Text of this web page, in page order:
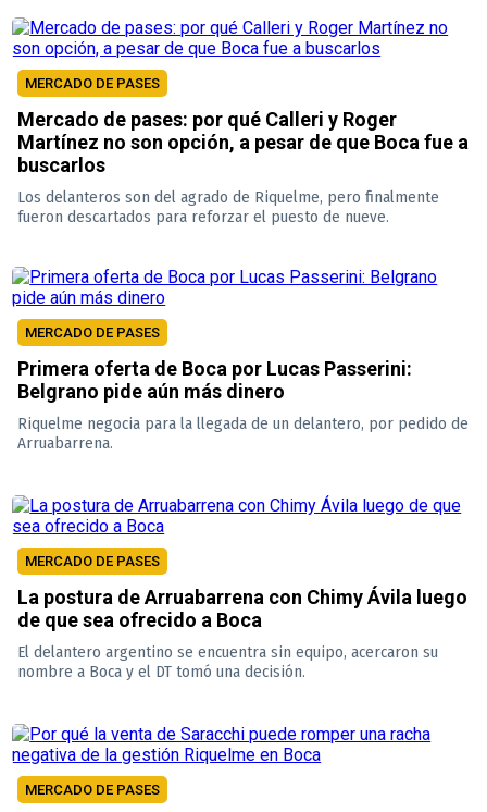
MERCADO DE PASES
Mercado de pases: por qué Calleri y Roger
Martínez no son opción, a pesar de que Boca fue a
buscarlos
Los delanteros son del agrado de Riquelme, pero finalmente
fueron descartados para reforzar el puesto de nueve.
MERCADO DE PASES
Primera oferta de Boca por Lucas Passerini:
Belgrano pide aún más dinero
Riquelme negocia para la llegada de un delantero, por pedido de
Arruabarrena.
MERCADO DE PASES
La postura de Arruabarrena con Chimy Ávila luego
de que sea ofrecido a Boca
El delantero argentino se encuentra sin equipo, acercaron su
nombre a Boca y el DT tomó una decisión.
MERCADO DE PASES